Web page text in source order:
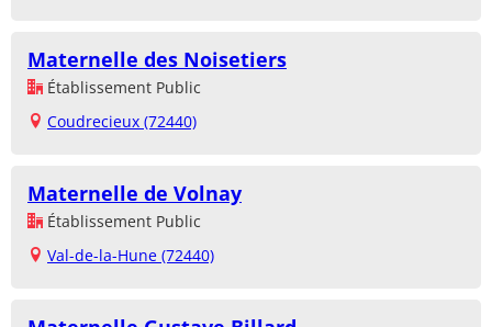
Maternelle des Noisetiers
Établissement Public
Coudrecieux (72440)
Maternelle de Volnay
Établissement Public
Val-de-la-Hune (72440)